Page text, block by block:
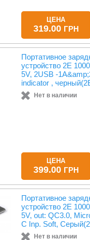
ЦЕНА
319.00 ГРН
Портативное
устройство 2Е
5V, 2USB -
indicator ,
Нет в наличии
ЦЕНА
399.00 ГРН
Портативное
устройство 2Е
5V, out: QC3.0,
C Inp. Soft, Серый(2
Нет в наличии